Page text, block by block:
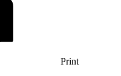
Print